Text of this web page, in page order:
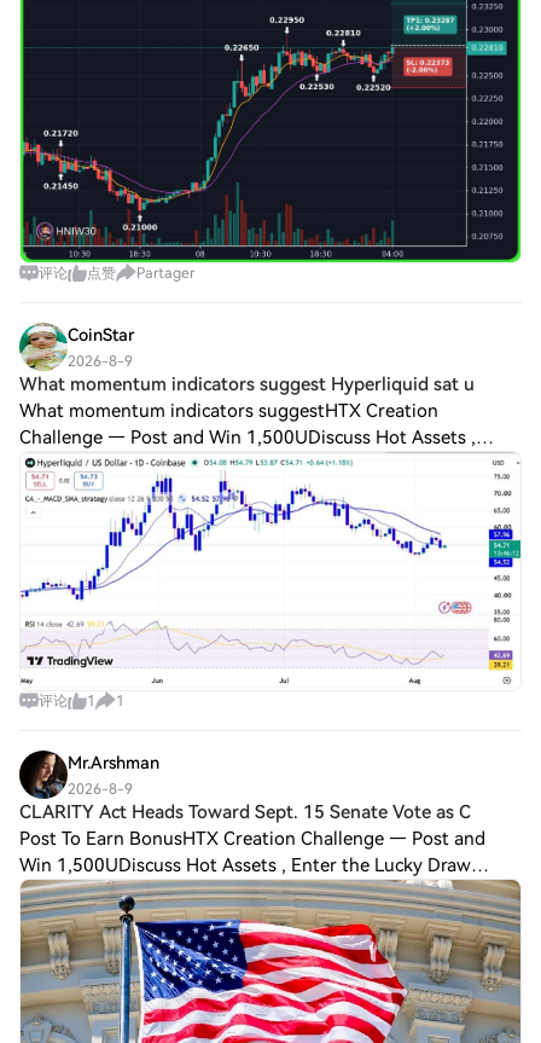
评论 点赞 Partager
CoinStar
2026-8-9
What momentum indicators suggest Hyperliquid sat u
What momentum indicators suggestHTX Creation
Challenge — Post and Win 1,500UDiscuss Hot Assets ,
Enter the Lucky DrawLast Chance: Guess Correctly Today
and Win More Hyperliquid sat under strong downwa
评论 1 1
Mr.Arshman
2026-8-9
CLARITY Act Heads Toward Sept. 15 Senate Vote as C
Post To Earn BonusHTX Creation Challenge — Post and
Win 1,500UDiscuss Hot Assets , Enter the Lucky Draw
Digital asset legislation will return to the center of the
Senate agenda as lawmakers prepare fo